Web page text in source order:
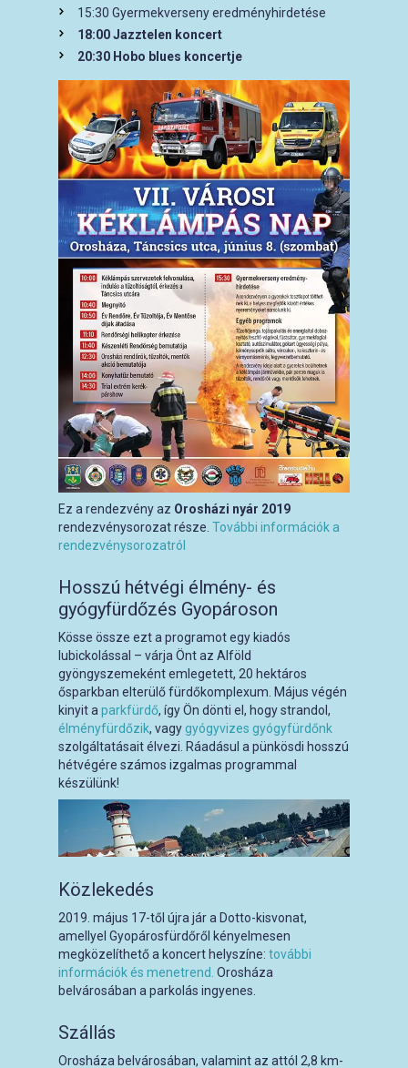
15:30 Gyermekverseny eredményhirdetése
18:00 Jazztelen koncert
20:30 Hobo blues koncertje
Ez a rendezvény az Orosházi nyár 2019
rendezvénysorozat része. További információk a
rendezvénysorozatról
Hosszú hétvégi élmény- és
gyógyfürdőzés Gyopároson
Kösse össze ezt a programot egy kiadós
lubickolással – várja Önt az Alföld
gyöngyszemeként emlegetett, 20 hektáros
ősparkban elterülő fürdőkomplexum. Május végén
kinyit a parkfürdő, így Ön dönti el, hogy strandol,
élményfürdőzik, vagy gyógyvizes gyógyfürdőnk
szolgáltatásait élvezi. Ráadásul a pünkösdi hosszú
hétvégére számos izgalmas programmal
készülünk!
Közlekedés
2019. május 17-től újra jár a Dotto-kisvonat,
amellyel Gyopárosfürdőről kényelmesen
megközelíthető a koncert helyszíne: további
információk és menetrend. Orosháza
belvárosában a parkolás ingyenes.
Szállás
Orosháza belvárosában, valamint az attól 2,8 km-